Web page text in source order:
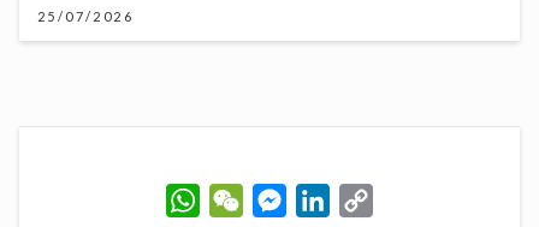
世界盃決賽｜球迷逼爆黃埔美食坊直擊西班牙奪冠 300
W
h
W
e
M
e
L